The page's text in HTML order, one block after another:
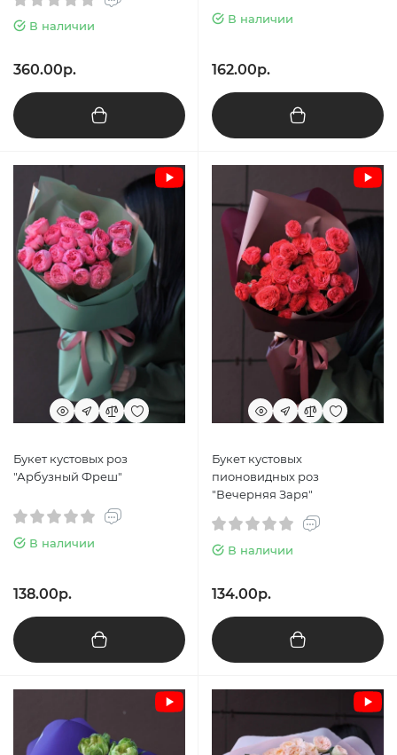
В наличии
360.00р.
В наличии
162.00р.
Букет кустовых роз
"Арбузный Фреш"
В наличии
138.00р.
Букет кустовых
пионовидных роз
"Вечерняя Заря"
В наличии
134.00р.